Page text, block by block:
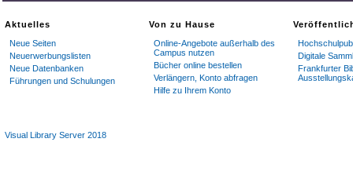
Aktuelles
Neue Seiten
Neuerwerbungslisten
Neue Datenbanken
Führungen und Schulungen
Von zu Hause
Online-Angebote außerhalb des
Campus nutzen
Bücher online bestellen
Verlängern, Konto abfragen
Hilfe zu Ihrem Konto
Digitale
Frankfurter
Visual Library Server 2018